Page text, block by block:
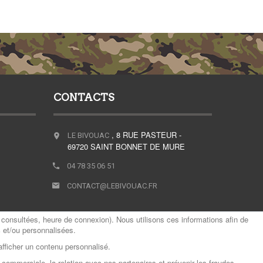
CONTACTS
LE BIVOUAC , 8 RUE PASTEUR -
69720 SAINT BONNET DE MURE
04 78 35 06 51
CONTACT@LEBIVOUAC.FR
heure de connexion). Nous utilisons ces informations afin de
ou personnalisées.
un contenu personnalisé.